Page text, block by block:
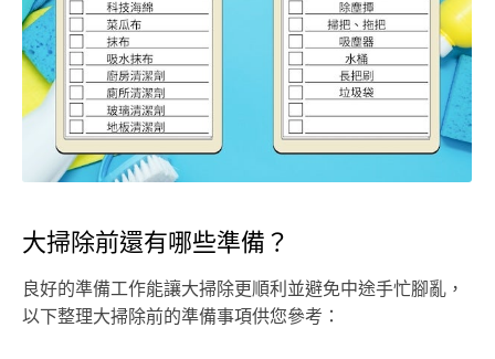
大掃除前還有哪些準備？
良好的準備工作能讓大掃除更順利並避免中途手忙腳亂，
以下整理大掃除前的準備事項供您參考：